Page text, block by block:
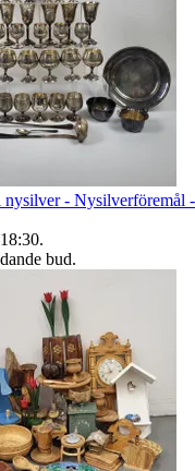
nysilver - Nysilverföremål
.
bud.